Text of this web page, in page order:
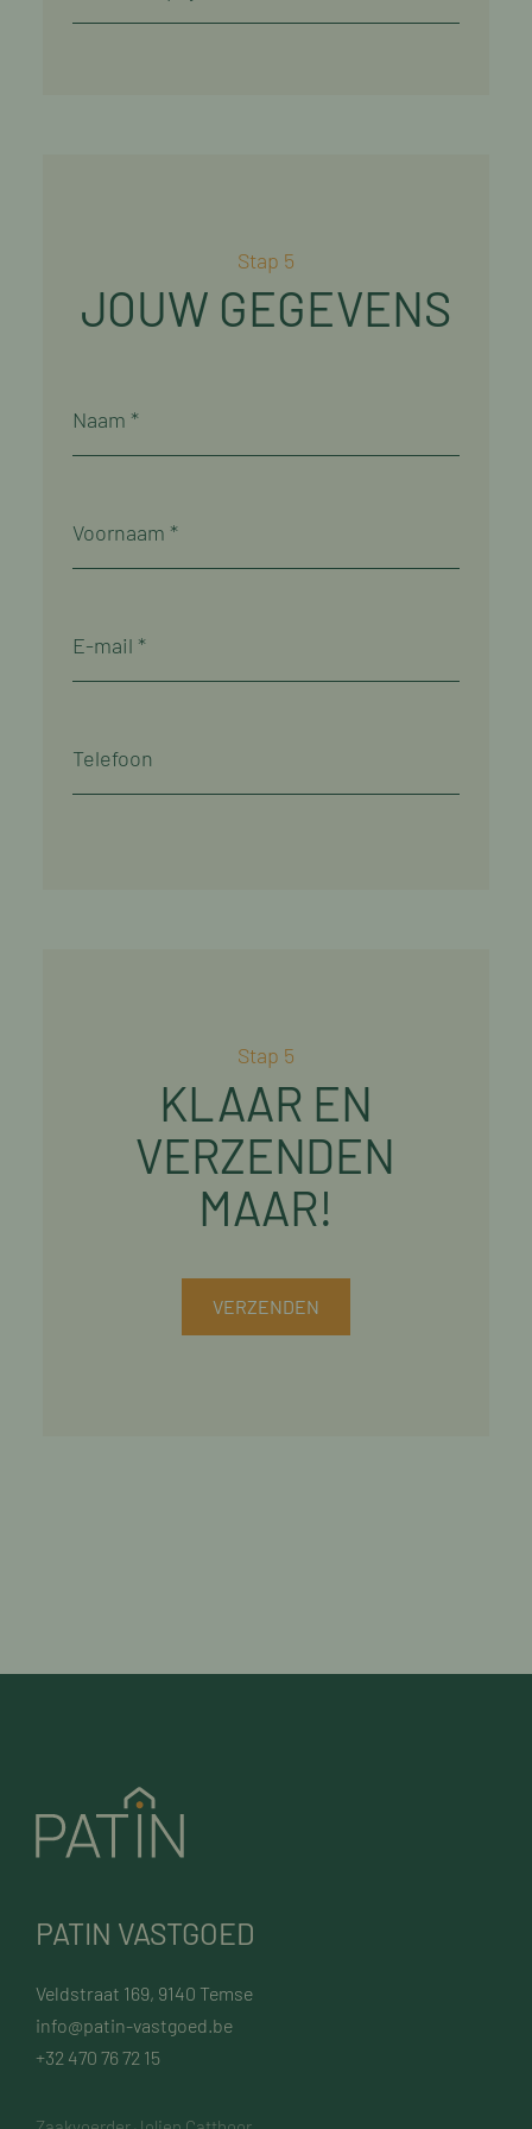
Stap 5
JOUW GEGEVENS
Stap 5
KLAAR EN
VERZENDEN
MAAR!
VERZENDEN
PATIN VASTGOED
Veldstraat 169, 9140 Temse
info@patin-vastgoed.be
+32 470 76 72 15